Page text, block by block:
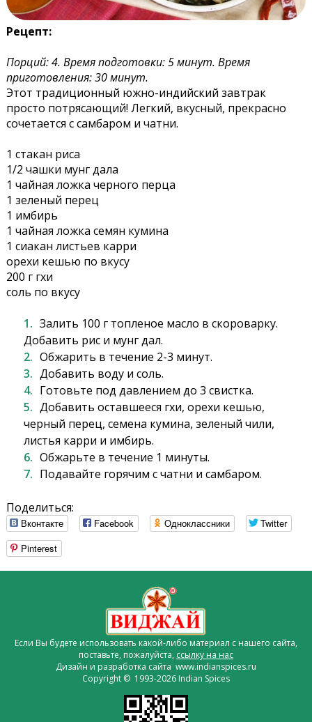
Рецепт:
Порций: 4. Время подготовки: 5 минут. Время
приготовления: 30 минут.
Этот традиционный южно-индийский завтрак
просто потрясающий! Легкий, вкусный, прекрасно
сочетается с самбаром и чатни.
1 стакан риса
1/2 чашки мунг дала
1 чайная ложка черного перца
1 зеленый перец
1 имбирь
1 чайная ложка семян кумина
1 сиакан листьев карри
орехи кешью по вкусу
200 г гхи
соль по вкусу
Залить 100 г топленое масло в скороварку.
Добавить рис и мунг дал.
Обжарить в течение 2-3 минут.
Добавить воду и соль.
Готовьте под давлением до 3 свистка.
Добавить оставшееся гхи, орехи кешью,
черный перец, семена кумина, зеленый чили,
листья карри и имбирь.
Обжарьте в течение 1 минуты.
Подавайте горячим с чатни и самбаром.
Поделиться:
Вконтакте Facebook Одноклассники
Twitter
Pinterest
Если Вы будете использовать какой-либо материал с нашего сайта,
поставьте, пожалуйста, ссылку на нас
Дизайн и разработка сайта www.indianspices.ru
Copyright © 1993-2026 Indian Spices